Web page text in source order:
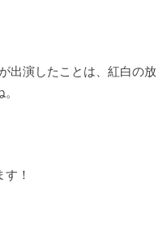
出演したことは、紅白の放
！